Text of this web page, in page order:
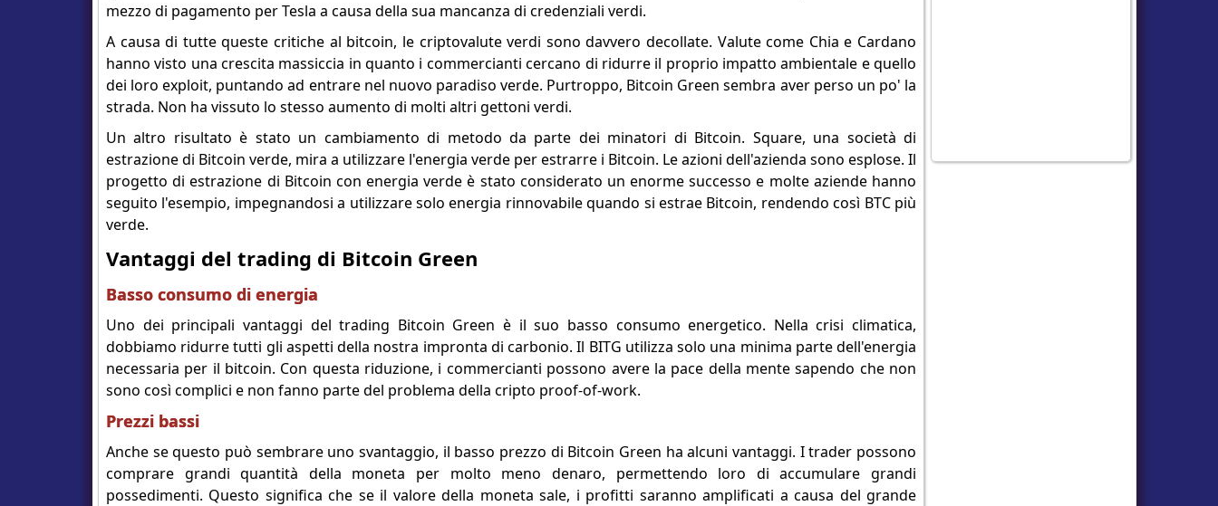
mezzo di pagamento per Tesla a causa della sua mancanza di credenziali verdi.
A causa di tutte queste critiche al bitcoin, le criptovalute verdi sono davvero decollate. Valute come Chia e Cardano
hanno visto una crescita massiccia in quanto i commercianti cercano di ridurre il proprio impatto ambientale e quello
dei loro exploit, puntando ad entrare nel nuovo paradiso verde. Purtroppo, Bitcoin Green sembra aver perso un po' la
strada. Non ha vissuto lo stesso aumento di molti altri gettoni verdi.
Un altro risultato è stato un cambiamento di metodo da parte dei minatori di Bitcoin. Square, una società di
estrazione di Bitcoin verde, mira a utilizzare l'energia verde per estrarre i Bitcoin. Le azioni dell'azienda sono esplose. Il
progetto di estrazione di Bitcoin con energia verde è stato considerato un enorme successo e molte aziende hanno
seguito l'esempio, impegnandosi a utilizzare solo energia rinnovabile quando si estrae Bitcoin, rendendo così BTC più
verde.
Vantaggi del trading di Bitcoin Green
Basso consumo di energia
Uno dei principali vantaggi del trading Bitcoin Green è il suo basso consumo energetico. Nella crisi climatica,
dobbiamo ridurre tutti gli aspetti della nostra impronta di carbonio. Il BITG utilizza solo una minima parte dell'energia
necessaria per il bitcoin. Con questa riduzione, i commercianti possono avere la pace della mente sapendo che non
sono così complici e non fanno parte del problema della cripto proof-of-work.
Prezzi bassi
Anche se questo può sembrare uno svantaggio, il basso prezzo di Bitcoin Green ha alcuni vantaggi. I trader possono
comprare grandi quantità della moneta per molto meno denaro, permettendo loro di accumulare grandi
possedimenti. Questo significa che se il valore della moneta sale, i profitti saranno amplificati a causa del grande